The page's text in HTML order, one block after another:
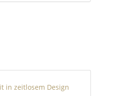
in zeitlosem Design